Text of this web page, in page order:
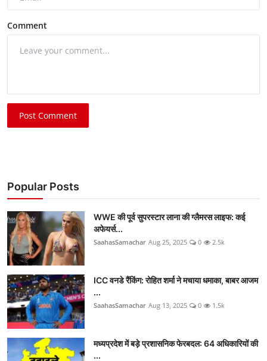
Comment
Post Comment
Popular Posts
WWE की पूर्व सुपरस्टार लाना की ग्लैमरस लाइफ: कई
अफेयर्स...
SaahasSamachar Aug 25, 2025 0 2.5k
ICC वनडे रैंकिंग: रोहित शर्मा ने मचाया धमाका, बाबर आजम
...
SaahasSamachar Aug 13, 2025 0 1.5k
मध्यप्रदेश में बड़े प्रशासनिक फेरबदल: 64 अधिकारियों की
...